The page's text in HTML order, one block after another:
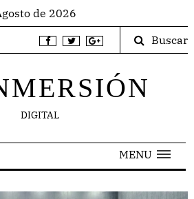
de 2026
Buscar
DIGITAL
MENU